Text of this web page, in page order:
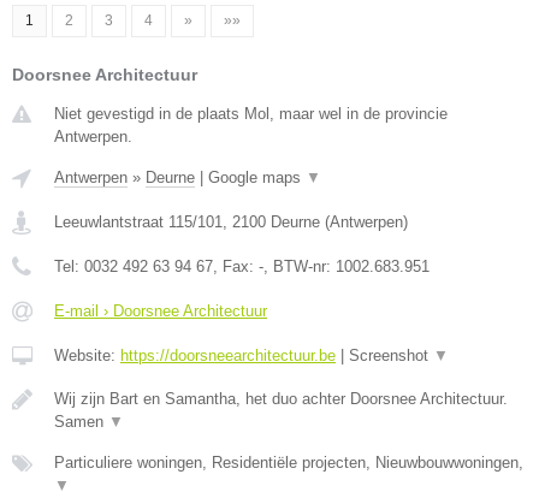
1 2 3 4 » »»
Doorsnee Architectuur
Niet gevestigd in de plaats Mol, maar wel in de provincie
Antwerpen.
Antwerpen » Deurne Google maps ▼
Leeuwlantstraat 115/101, 2100 Deurne (Antwerpen)
Tel: 0032 492 63 94 67, Fax: -, BTW-nr: 1002.683.951
E-mail › Doorsnee Architectuur
Website: https://doorsneearchitectuur.be Screenshot ▼
Wij zijn Bart en Samantha, het duo achter Doorsnee Architectuur.
Samen ▼
Particuliere woningen, Residentiële projecten, Nieuwbouwwoningen,
▼